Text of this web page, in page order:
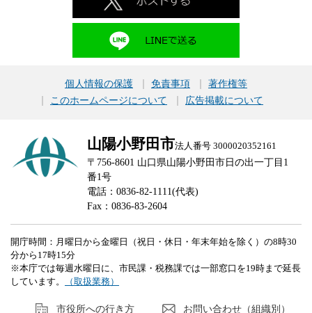
個人情報の保護 免責事項
著作権等
このホームページについて
広告掲載について
山陽小野田市法人番号 3000020352161
〒756-8601 山口県山陽小野田市日の出一丁目1
番1号
電話：0836-82-1111(代表)
Fax：0836-83-2604
開庁時間：月曜日から金曜日（祝日・休日・年末年始を除く）の8時30
分から17時15分
※本庁では毎週水曜日に、市民課・税務課では一部窓口を19時まで延長
しています。
（取扱業務）
市役所への行き方 お問い合わせ（組織別）